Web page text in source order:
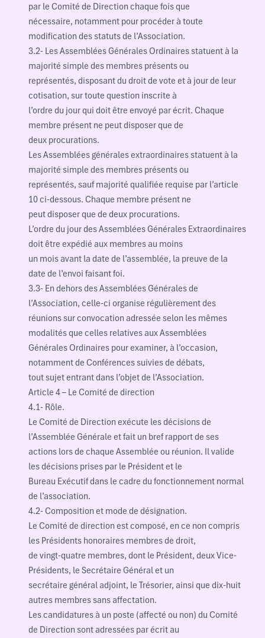
par le Comité de Direction chaque fois que
nécessaire, notamment pour procéder à toute
modification des statuts de l’Association.
3.2- Les Assemblées Générales Ordinaires statuent à la
majorité simple des membres présents ou
représentés, disposant du droit de vote et à jour de leur
cotisation, sur toute question inscrite à
l’ordre du jour qui doit être envoyé par écrit. Chaque
membre présent ne peut disposer que de
deux procurations.
Les Assemblées générales extraordinaires statuent à la
majorité simple des membres présents ou
représentés, sauf majorité qualifiée requise par l’article
10 ci-dessous. Chaque membre présent ne
peut disposer que de deux procurations.
L’ordre du jour des Assemblées Générales Extraordinaires
doit être expédié aux membres au moins
un mois avant la date de l’assemblée, la preuve de la
date de l’envoi faisant foi.
3.3- En dehors des Assemblées Générales de
l’Association, celle-ci organise régulièrement des
réunions sur convocation adressée selon les mêmes
modalités que celles relatives aux Assemblées
Générales Ordinaires pour examiner, à l’occasion,
notamment de Conférences suivies de débats,
tout sujet entrant dans l’objet de l’Association.
Article 4 – Le Comité de direction
4.1- Rôle.
Le Comité de Direction exécute les décisions de
l’Assemblée Générale et fait un bref rapport de ses
actions lors de chaque Assemblée ou réunion. Il valide
les décisions prises par le Président et le
Bureau Exécutif dans le cadre du fonctionnement normal
de l’association.
4.2- Composition et mode de désignation.
Le Comité de direction est composé, en ce non compris
les Présidents honoraires membres de droit,
de vingt-quatre membres, dont le Président, deux Vice-
Présidents, le Secrétaire Général et un
secrétaire général adjoint, le Trésorier, ainsi que dix-huit
autres membres sans affectation.
Les candidatures à un poste (affecté ou non) du Comité
de Direction sont adressées par écrit au